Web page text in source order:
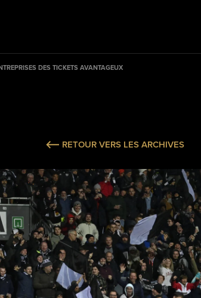
DES TICKETS AVANTAGEUX
RETOUR VERS LES ARCHIVES